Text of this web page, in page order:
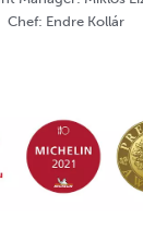
Chef: Endre Kollár